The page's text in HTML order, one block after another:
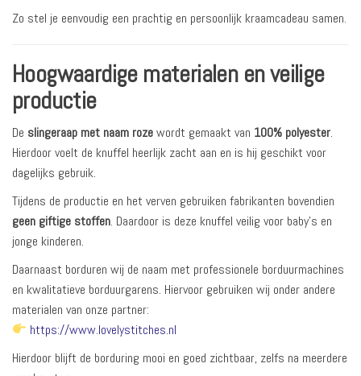
Zo stel je eenvoudig een prachtig en persoonlijk kraamcadeau samen.
Hoogwaardige materialen en veilige
productie
De slingeraap met naam rozewordt gemaakt van 100% polyester.
Hierdoor voelt de knuffel heerlijk zacht aan en is hij geschikt voor
dagelijks gebruik.
Tijdens de productie en het verven gebruiken fabrikanten bovendien
geen giftige stoffen. Daardoor is deze knuffel veilig voor baby’s en
jonge kinderen.
Daarnaast borduren wij de naam met professionele borduurmachines
en kwalitatieve borduurgarens. Hiervoor gebruiken wij onder andere
materialen van onze partner:
https://www.lovelystitches.nl
Hierdoor blijft de borduring mooi en goed zichtbaar, zelfs na meerdere